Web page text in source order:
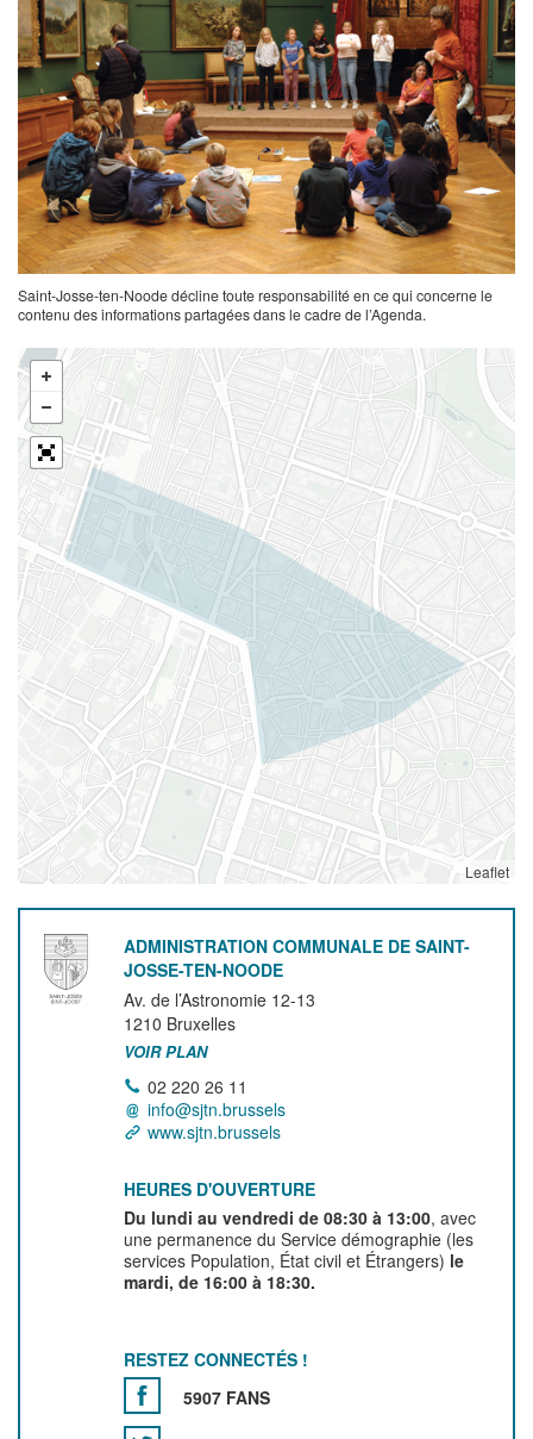
Saint-Josse-ten-Noode décline toute responsabilité en ce qui concerne le
contenu des informations partagées dans le cadre de l’Agenda.
Leaflet
ADMINISTRATION COMMUNALE DE SAINT-
JOSSE-TEN-NOODE
Av. de l’Astronomie 12-13
1210 Bruxelles
VOIR PLAN
02 220 26 11
info@sjtn.brussels
www.sjtn.brussels
HEURES D'OUVERTURE
Du lundi au vendredi de 08:30 à 13:00, avec
une permanence du Service démographie (les
services Population, État civil et Étrangers) le
mardi, de 16:00 à 18:30.
RESTEZ CONNECTÉS !
5907 FANS